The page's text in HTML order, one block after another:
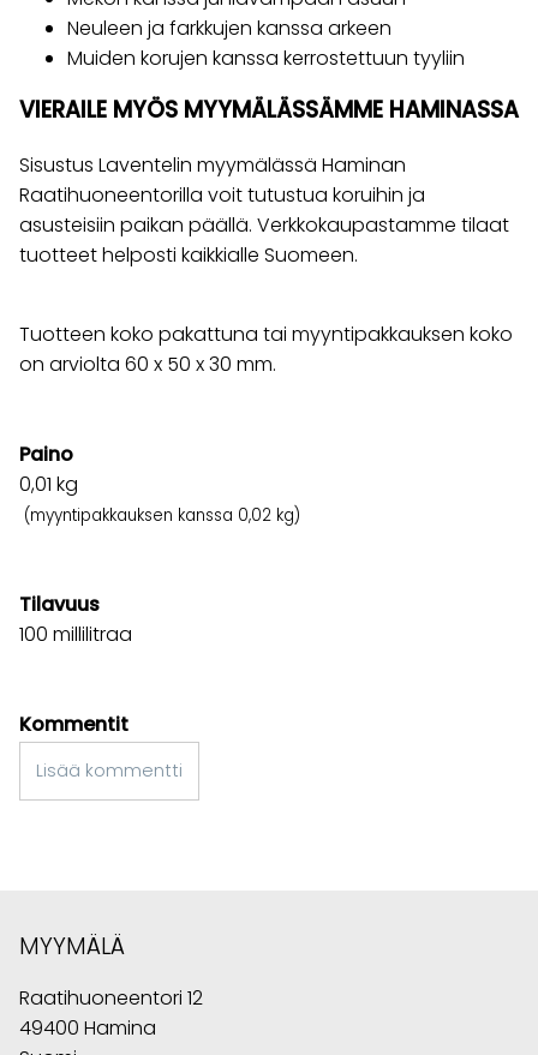
Neuleen ja farkkujen kanssa arkeen
Muiden korujen kanssa kerrostettuun tyyliin
VIERAILE MYÖS MYYMÄLÄSSÄMME HAMINASSA
Sisustus Laventelin myymälässä Haminan
Raatihuoneentorilla voit tutustua koruihin ja
asusteisiin paikan päällä. Verkkokaupastamme tilaat
tuotteet helposti kaikkialle Suomeen.
Tuotteen koko pakattuna tai myyntipakkauksen koko
on arviolta 60 x 50 x 30 mm.
Paino
0,01 kg
(myyntipakkauksen kanssa 0,02 kg)
Tilavuus
100 millilitraa
Kommentit
Lisää kommentti
MYYMÄLÄ
Raatihuoneentori 12
49400 Hamina